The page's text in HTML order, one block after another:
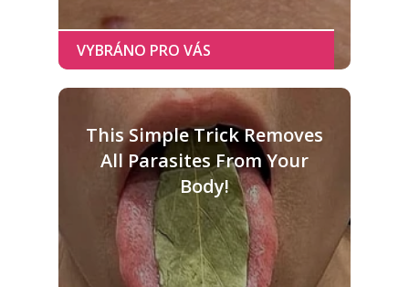
This Simple Trick Removes
All Parasites From Your
Body!